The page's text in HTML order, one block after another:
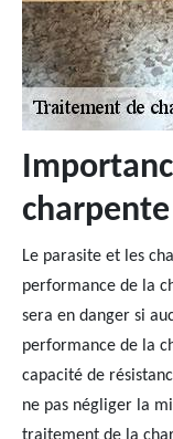
charpente
Le parasite et les
performance de la
sera en danger si
performance de la
capacité de
ne pas négliger la